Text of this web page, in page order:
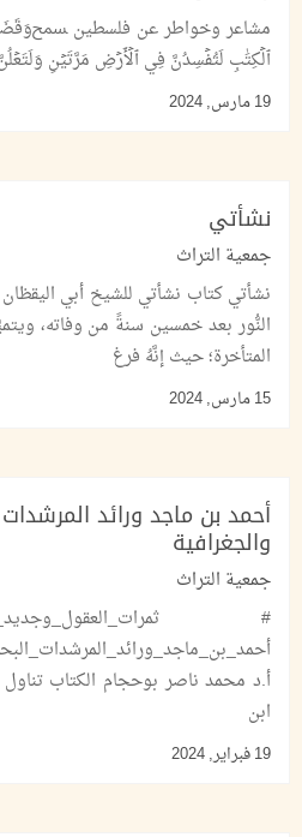
مشاعر وخواطر عن فلسطين
ٱلۡكِتَٰبِ لَتُفۡسِدُنَّ فِي ٱلۡأَرۡضِ مَرَّتَيۡنِ
19 مارس, 2024
نشأتي
جمعية التراث
نشأتي كتاب نشأتي للشيخ أبي
النُّور بعد خمسين سنةً من وفاته،
المتأخرة؛ حيث إنَّهُ فرغ
15 مارس, 2024
أحمد بن ماجد ورائد المرشدات
والجغرافية
جمعية التراث
#
أ.د محمد ناصر بوحجام الكتاب
ابن
19 فبراير, 2024